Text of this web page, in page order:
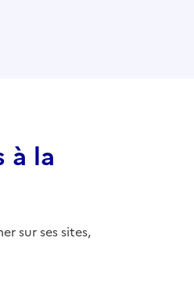
à la
sur ses sites,